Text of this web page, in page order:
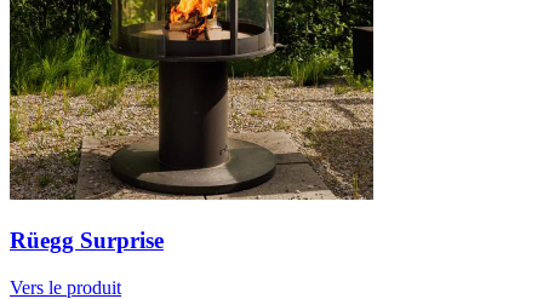
Rüegg Surprise
Vers le produit